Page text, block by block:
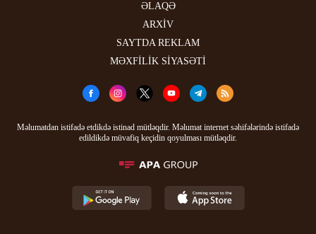
ƏLAQƏ
ARXİV
SAYTDA REKLAM
MƏXFİLİK SİYASƏTİ
Məlumatdan istifadə etdikdə istinad mütləqdir. Məlumat internet səhifələrində istifadə
edildikdə müvafiq keçidin qoyulması mütləqdir.